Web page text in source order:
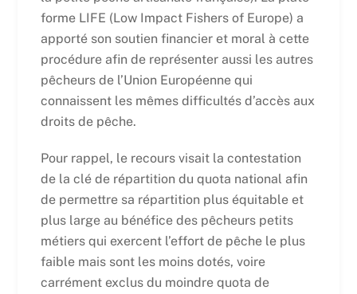
forme LIFE (Low Impact Fishers of Europe) a
apporté son soutien financier et moral à cette
procédure afin de représenter aussi les autres
pêcheurs de l’Union Européenne qui
connaissent les mêmes difficultés d’accès aux
droits de pêche.
Pour rappel, le recours visait la contestation
de la clé de répartition du quota national afin
de permettre sa répartition plus équitable et
plus large au bénéfice des pêcheurs petits
métiers qui exercent l’effort de pêche le plus
faible mais sont les moins dotés, voire
carrément exclus du moindre quota de